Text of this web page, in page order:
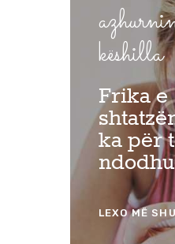
këshilla
Frika e
ka për
LEXO MË